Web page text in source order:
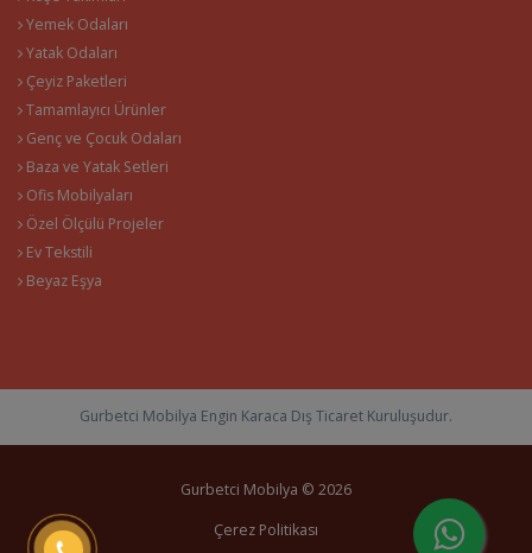
Yemek Odaları
Yatak Odaları
Çeyiz Paketleri
Tamamlayıcı Ürünler
Genç ve Çocuk Odaları
Baza ve Yatak Setleri
Ofis Mobilyaları
Özel Ölçülü Projeler
Ev Tekstili
Beyaz Eşya
Gurbetci Mobilya Engin Karaca Dış Ticaret Kuruluşudur.
Gurbetci Mobilya © 2026
Çerez Politikası